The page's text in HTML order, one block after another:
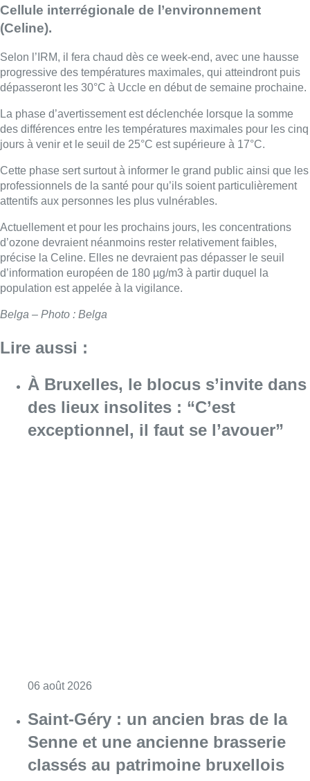
Cellule interrégionale de l’environnement
(Celine).
Selon l’IRM, il fera chaud dès ce week-end, avec une hausse
progressive des températures maximales, qui atteindront puis
dépasseront les 30°C à Uccle en début de semaine prochaine.
La phase d’avertissement est déclenchée lorsque la somme
des différences entre les températures maximales pour les cinq
jours à venir et le seuil de 25°C est supérieure à 17°C.
Cette phase sert surtout à informer le grand public ainsi que les
professionnels de la santé pour qu’ils soient particulièrement
attentifs aux personnes les plus vulnérables.
Actuellement et pour les prochains jours, les concentrations
d’ozone devraient néanmoins rester relativement faibles,
précise la Celine. Elles ne devraient pas dépasser le seuil
d’information européen de 180 µg/m3 à partir duquel la
population est appelée à la vigilance.
Belga – Photo : Belga
Lire aussi :
À Bruxelles, le blocus s’invite dans
des lieux insolites : “C’est
exceptionnel, il faut se l’avouer”
06 août 2026
Saint-Géry : un ancien bras de la
Senne et une ancienne brasserie
classés au patrimoine bruxellois